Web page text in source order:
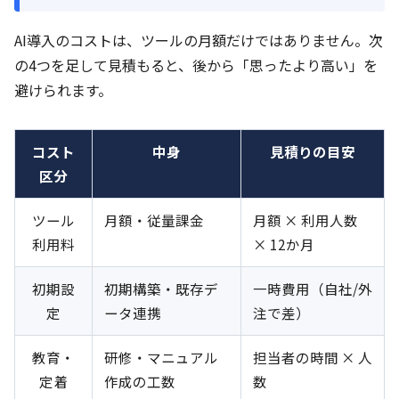
AI導入のコストは、ツールの月額だけではありません。次
の4つを足して見積もると、後から「思ったより高い」を
避けられます。
コスト
区分
中身 見積りの目安
ツール
利用料
月額・従量課金
月額 × 利用人数
× 12か月
初期設
定
初期構築・既存デ
ータ連携
一時費用（自社/外
注で差）
教育・
定着
研修・マニュアル
作成の工数
担当者の時間 × 人
数